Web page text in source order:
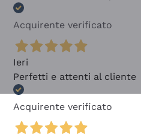
Acquirente verificato
Ieri
Perfetti e attenti al cliente
Acquirente verificato